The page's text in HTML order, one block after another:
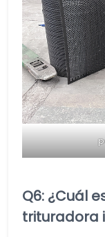
Q6: ¿Cuál
trituradora